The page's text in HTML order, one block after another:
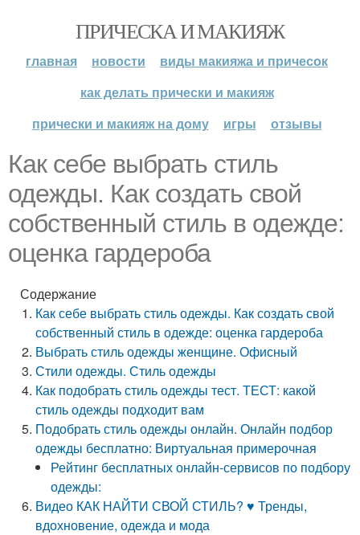
ПРИЧЕСКА И МАКИЯЖ
главная новости
виды макияжа и причесок
как делать прически и макияж
прически и макияж на дому
игры отзывы
Как себе выбрать стиль
одежды. Как создать свой
собственный стиль в одежде:
оценка гардероба
Содержание
Как себе выбрать стиль одежды. Как создать свой
собственный стиль в одежде: оценка гардероба
Выбрать стиль одежды женщине. Офисный
Стили одежды. Стиль одежды
Как подобрать стиль одежды тест. ТЕСТ: какой
стиль одежды подходит вам
Подобрать стиль одежды онлайн. Онлайн подбор
одежды бесплатно: Виртуальная примерочная
Рейтинг бесплатных онлайн-сервисов по подбору
одежды:
Видео КАК НАЙТИ СВОЙ СТИЛЬ? ♥ Тренды,
вдохновение, одежда и мода